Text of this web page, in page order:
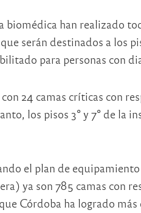
han realizado
serán destinados a los
para personas con
24 camas críticas con
los pisos 3° y 7° de la
el plan de
ya son 785 camas con
Córdoba ha logrado